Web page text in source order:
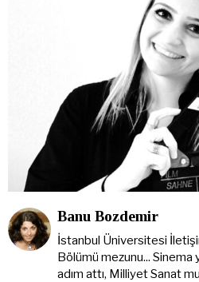
Banu Bozdemir
İstanbul Üniversitesi
Bölümü mezunu... Sinema
adım attı, Milliyet Sanat